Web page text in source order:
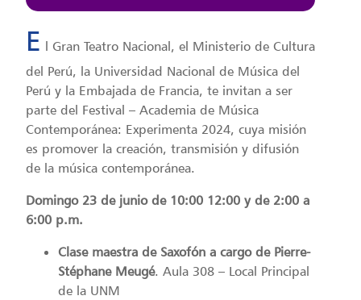
E l Gran Teatro Nacional, el Ministerio de Cultura
del Perú, la Universidad Nacional de Música del
Perú y la Embajada de Francia, te invitan a ser
parte del Festival – Academia de Música
Contemporánea: Experimenta 2024, cuya misión
es promover la creación, transmisión y difusión
de la música contemporánea.
Domingo 23 de junio de 10:00 12:00 y de 2:00 a
6:00 p.m.
Clase maestra de Saxofón a cargo de Pierre-
Stéphane Meugé. Aula 308 – Local Principal
de la UNM